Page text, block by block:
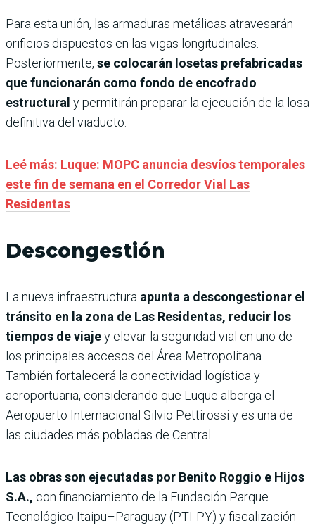
Para esta unión, las armaduras metálicas atravesarán
orificios dispuestos en las vigas longitudinales.
Posteriormente, se colocarán losetas prefabricadas
que funcionarán como fondo de encofrado
estructural y permitirán preparar la ejecución de la losa
definitiva del viaducto.
Leé más: Luque: MOPC anuncia desvíos temporales
este fin de semana en el Corredor Vial Las
Residentas
Descongestión
La nueva infraestructura apunta a descongestionar el
tránsito en la zona de Las Residentas, reducir los
tiempos de viajey elevar la seguridad vial en uno de
los principales accesos del Área Metropolitana.
También fortalecerá la conectividad logística y
aeroportuaria, considerando que Luque alberga el
Aeropuerto Internacional Silvio Pettirossi y es una de
las ciudades más pobladas de Central.
Las obras son ejecutadas por Benito Roggio e Hijos
S.A., con financiamiento de la Fundación Parque
Tecnológico Itaipu–Paraguay (PTI-PY) y fiscalización